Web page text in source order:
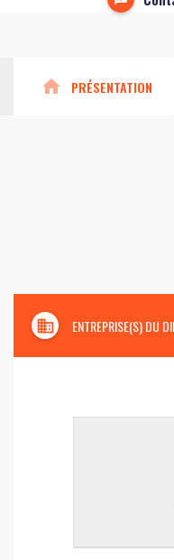
home PRÉSENTATION
domain ENTREPRISE(S) DU